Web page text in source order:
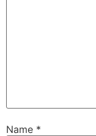
Name *